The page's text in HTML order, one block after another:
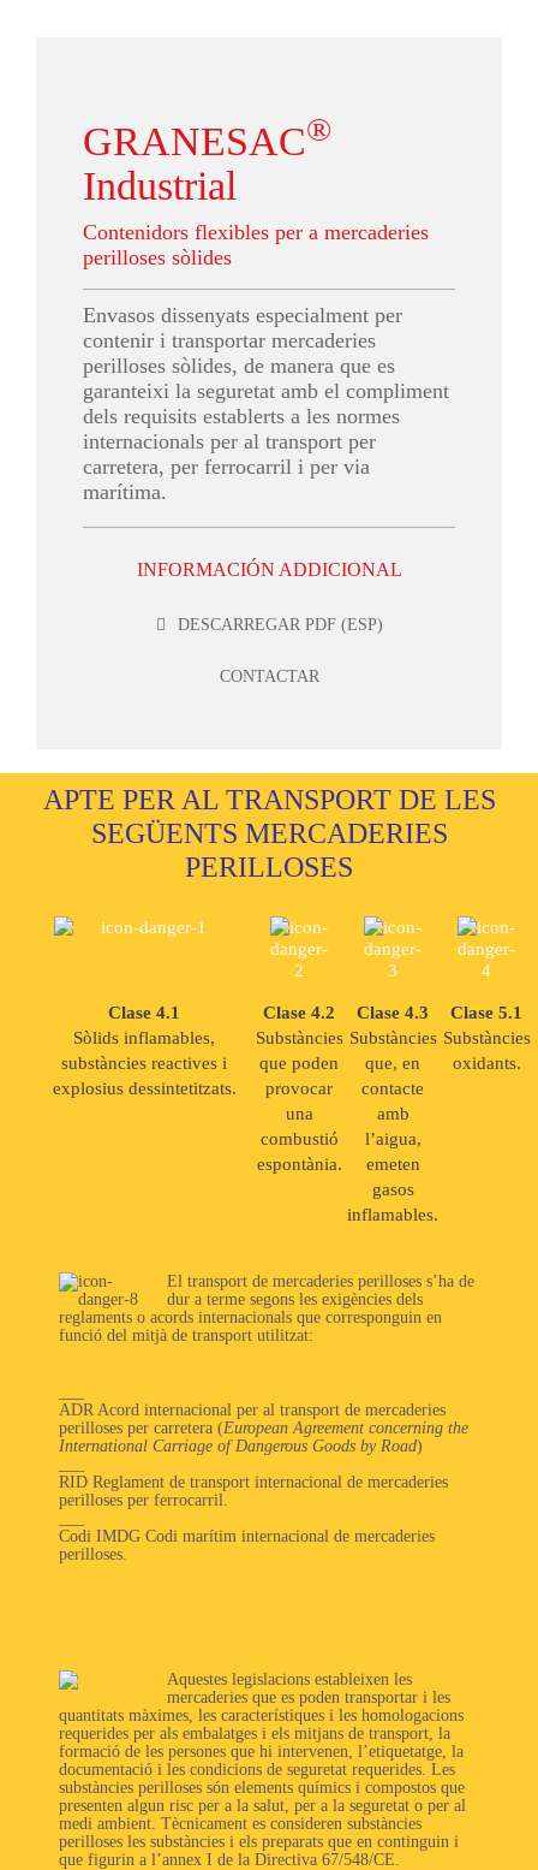
GRANESAC®
Industrial
Contenidors flexibles per a mercaderies
perilloses sòlides
Envasos dissenyats especialment per
contenir i transportar mercaderies
perilloses sòlides, de manera que es
garanteixi la seguretat amb el compliment
dels requisits establerts a les normes
internacionals per al transport per
carretera, per ferrocarril i per via
marítima.
INFORMACIÓN ADDICIONAL
DESCARREGAR PDF (ESP)
CONTACTAR
APTE PER AL TRANSPORT DE LES
SEGÜENTS MERCADERIES
PERILLOSES
Clase 4.1
Sòlids inflamables,
substàncies reactives i
explosius dessintetitzats.
Clase 4.2
Substàncies
que poden
provocar
una
combustió
espontània.
Clase 4.3
Substàncies
que, en
contacte
amb
l’aigua,
emeten
gasos
inflamables.
Clase 5.1
Substàncies
oxidants.
El transport de mercaderies perilloses s’ha de
dur a terme segons les exigències dels
reglaments o acords internacionals que corresponguin en
funció del mitjà de transport utilitzat:
ADR Acord internacional per al transport de mercaderies
perilloses per carretera (European Agreement concerning the
International Carriage of Dangerous Goods by Road)
RID Reglament de transport internacional de mercaderies
perilloses per ferrocarril.
Codi IMDG Codi marítim internacional de mercaderies
perilloses.
Aquestes legislacions estableixen les
mercaderies que es poden transportar i les
quantitats màximes, les característiques i les homologacions
requerides per als embalatges i els mitjans de transport, la
formació de les persones que hi intervenen, l’etiquetatge, la
documentació i les condicions de seguretat requerides. Les
substàncies perilloses són elements químics i compostos que
presenten algun risc per a la salut, per a la seguretat o per al
medi ambient. Tècnicament es consideren substàncies
perilloses les substàncies i els preparats que en continguin i
que figurin a l’annex I de la Directiva 67/548/CE.